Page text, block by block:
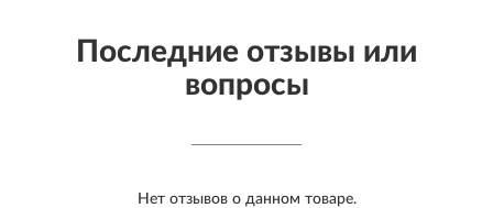
Последние отзывы или
вопросы
Нет отзывов о данном товаре.